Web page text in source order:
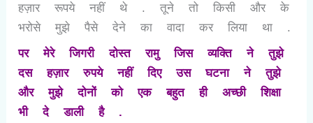
हज़ार रूपये नहीं थे . तूने तो किसी और के
भरोसे मुझे पैसे देने का वादा कर लिया था .
पर मेरे जिगरी दोस्त रामु जिस व्यक्ति ने तुझे
दस हज़ार रुपये नहीं दिए उस घटना ने तुझे
और मुझे दोनों को एक बहुत ही अच्छी शिक्षा
भी दे डाली है .